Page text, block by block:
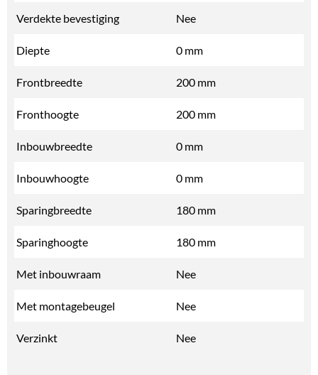
Verdekte bevestiging Nee
Diepte 0 mm
Frontbreedte 200 mm
Fronthoogte 200 mm
Inbouwbreedte 0 mm
Inbouwhoogte 0 mm
Sparingbreedte 180 mm
Sparinghoogte 180 mm
Met inbouwraam Nee
Met montagebeugel Nee
Verzinkt Nee